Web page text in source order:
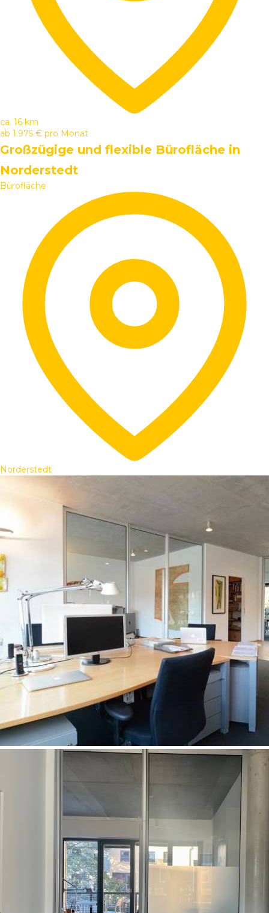
ca. 16 km
ab 1.975 € pro Monat
Großzügige und flexible Bürofläche in
Norderstedt
Bürofläche
Norderstedt